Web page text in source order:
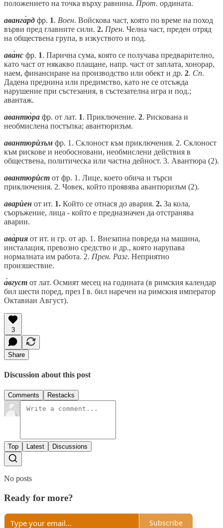
положението на точка върху равнина. Прот. ордината.
аванга̀рд фр. 1. Воен. Войскова част, която по време на поход
върви пред главните сили. 2. Прен. Челна част, преден отряд
на обществена група, в изкуството и под.
ава̀нс фр. 1. Парична сума, която се получава предварително,
като част от някакво плащане, напр. част от заплата, хонорар,
наем, финансиране на производство или обект и др. 2. Сп.
Дадена преднина или предимство, като не се отсъжда
нарушение при състезания, в състезателна игра и под.;
авантаж.
авантю̀ра фр. от лат. 1. Приключение. 2. Рискована и
необмислена постъпка; авантюризъм.
авантюрѝзъм фр. 1. Склоност към приключения. 2. Склоност
към рискове и необосновани, необмислени действия в
обществена, политическа или частна дейност. 3. Авантюра (2).
авантюрѝст от фр. 1. Лице, което обича и търси
приключения. 2. Човек, който проявява авантюризъм (2).
аварѝен от ит. 1. Който се отнася до авария. 2. За кола,
съоръжение, лица - който е предназначен да отстранява
аварии.
ава̀рия от ит. и гр. от ар. 1. Внезапна повреда на машина,
инсталация, превозно средство и др., която нарупава
нормалната им работа. 2. Прен. Разг. Неприятно
произшествие.
а̀вгуст от лат. Осмият месец на годината (в римския календар
бил шести поред, през I в. бил наречен на римския император
Октавиан Август).
3
Share
Discussion about this post
Comments Restacks
Top Latest Discussions
No posts
Ready for more?
Subscribe